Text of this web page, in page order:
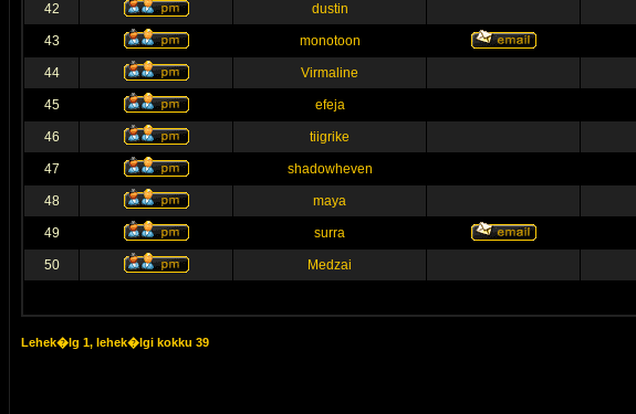
42 dustin
43 monotoon
44 Virmaline
45 efeja
46 tiigrike
47 shadowheven
48 maya
49 surra
50 Medzai
Lehek�lg 1, lehek�lgi kokku 39